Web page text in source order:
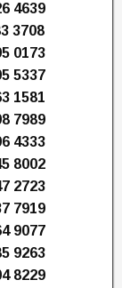
4639
3708
0173
5337
1581
7989
4333
8002
2723
7919
9077
9263
8229